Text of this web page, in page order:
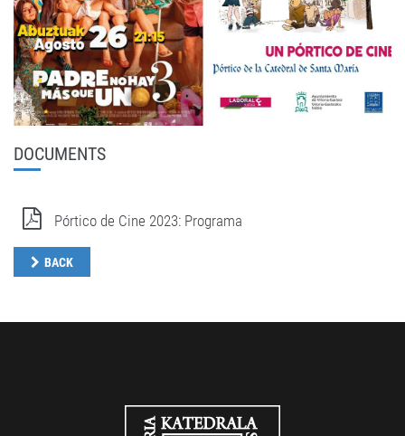
DOCUMENTS
Pórtico de Cine 2023: Programa
BACK